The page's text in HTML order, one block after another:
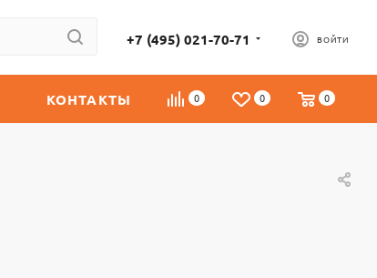
+7 (495) 021-70-71 ВОЙТИ
0 0 0
КОНТАКТЫ